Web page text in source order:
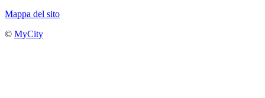
Mappa del sito
© MyCity